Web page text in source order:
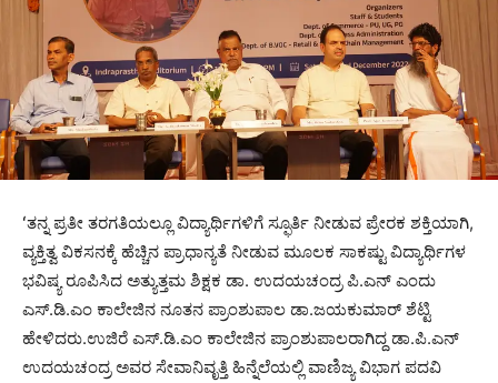
ʻತನ್ನ ಪ್ರತೀ ತರಗತಿಯಲ್ಲೂ ವಿದ್ಯಾರ್ಥಿಗಳಿಗೆ ಸ್ಫೂರ್ತಿ ನೀಡುವ ಪ್ರೇರಕ ಶಕ್ತಿಯಾಗಿ,
ವ್ಯಕ್ತಿತ್ವ ವಿಕಸನಕ್ಕೆ ಹೆಚ್ಚಿನ ಪ್ರಾಧಾನ್ಯತೆ ನೀಡುವ ಮೂಲಕ ಸಾಕಷ್ಟು ವಿದ್ಯಾರ್ಥಿಗಳ
ಭವಿಷ್ಯ ರೂಪಿಸಿದ ಅತ್ಯುತ್ತಮ ಶಿಕ್ಷಕ ಡಾ. ಉದಯಚಂದ್ರ ಪಿ.ಎನ್ ಎಂದು
ಎಸ್.ಡಿ.ಎಂ ಕಾಲೇಜಿನ ನೂತನ ಪ್ರಾಂಶುಪಾಲ ಡಾ.ಜಯಕುಮಾರ್‌ ಶೆಟ್ಟಿ
ಹೇಳಿದರು.ಉಜಿರೆ ಎಸ್.ಡಿ.ಎಂ ಕಾಲೇಜಿನ ಪ್ರಾಂಶುಪಾಲರಾಗಿದ್ದ ಡಾ.ಪಿ.ಎನ್
ಉದಯಚಂದ್ರ ಅವರ ಸೇವಾನಿವೃತ್ತಿ ಹಿನ್ನೆಲೆಯಲ್ಲಿ ವಾಣಿಜ್ಯ ವಿಭಾಗ ಪದವಿ